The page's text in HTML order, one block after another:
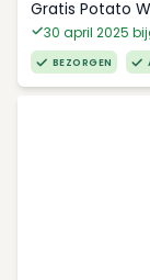
Gratis Potato
30 april 2025
BEZORGEN